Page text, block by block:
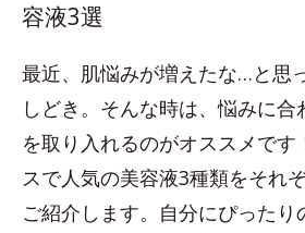
容液3選
最近、肌悩みが増えたな…と思
しどき。そんな時は、悩みに合
を取り入れるのがオススメで
スで人気の美容液3種類をそれ
ご紹介します。自分にぴったり